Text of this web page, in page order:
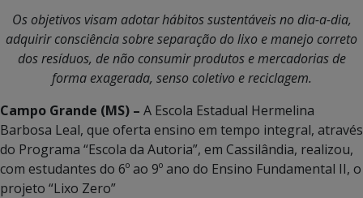
Os objetivos visam adotar hábitos sustentáveis no dia-a-dia,
adquirir consciência sobre separação do lixo e manejo correto
dos resíduos, de não consumir produtos e mercadorias de
forma exagerada, senso coletivo e reciclagem.
Campo Grande (MS) – A Escola Estadual Hermelina
Barbosa Leal, que oferta ensino em tempo integral, através
do Programa “Escola da Autoria”, em Cassilândia, realizou,
com estudantes do 6º ao 9º ano do Ensino Fundamental II, o
projeto “Lixo Zero”